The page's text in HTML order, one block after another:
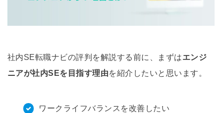
社内SE転職ナビの評判を解説する前に、まずはエンジ
ニアが社内SEを目指す理由を紹介したいと思います。
ワークライフバランスを改善したい